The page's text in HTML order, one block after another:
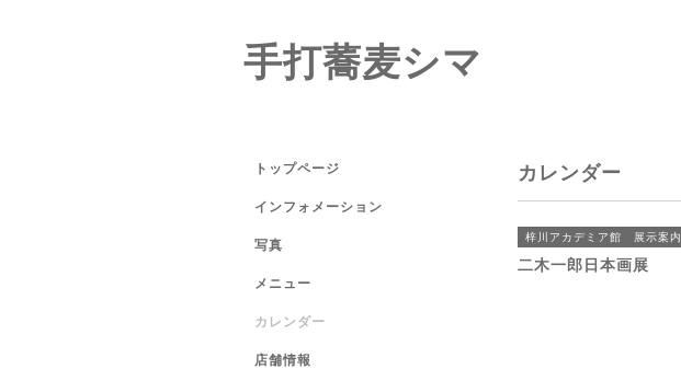
手打蕎麦シマ
カレンダー
梓川アカデミア館 展示案内
二木一郎日本画展
トップページ
インフォメーション
写真
メニュー
カレンダー
店舗情報